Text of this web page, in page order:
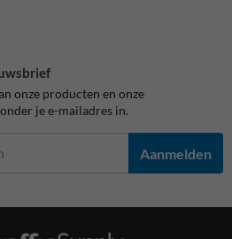
onze producten en onze
je e-mailadres in.
Aanmelden